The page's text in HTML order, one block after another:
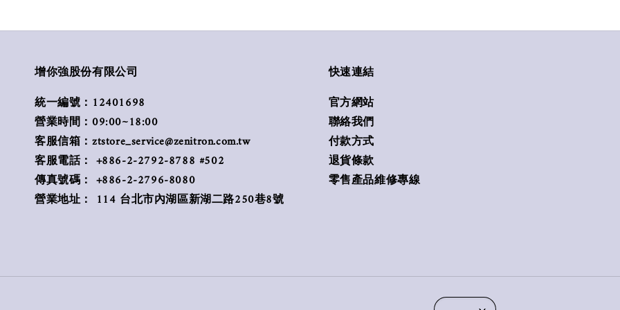
增你強股份有限公司
統一編號：12401698
營業時間：09:00~18:00
客服信箱：ztstore_service@zenitron.com.tw
客服電話： +886-2-2792-8788 #502
傳真號碼： +886-2-2796-8080
營業地址： 114 台北市內湖區新湖二路250巷8號
快速連結
官方網站
聯絡我們
付款方式
退貨條款
零售產品維修專線